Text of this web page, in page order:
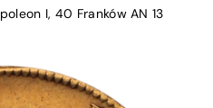
I, 40 Franków AN 13